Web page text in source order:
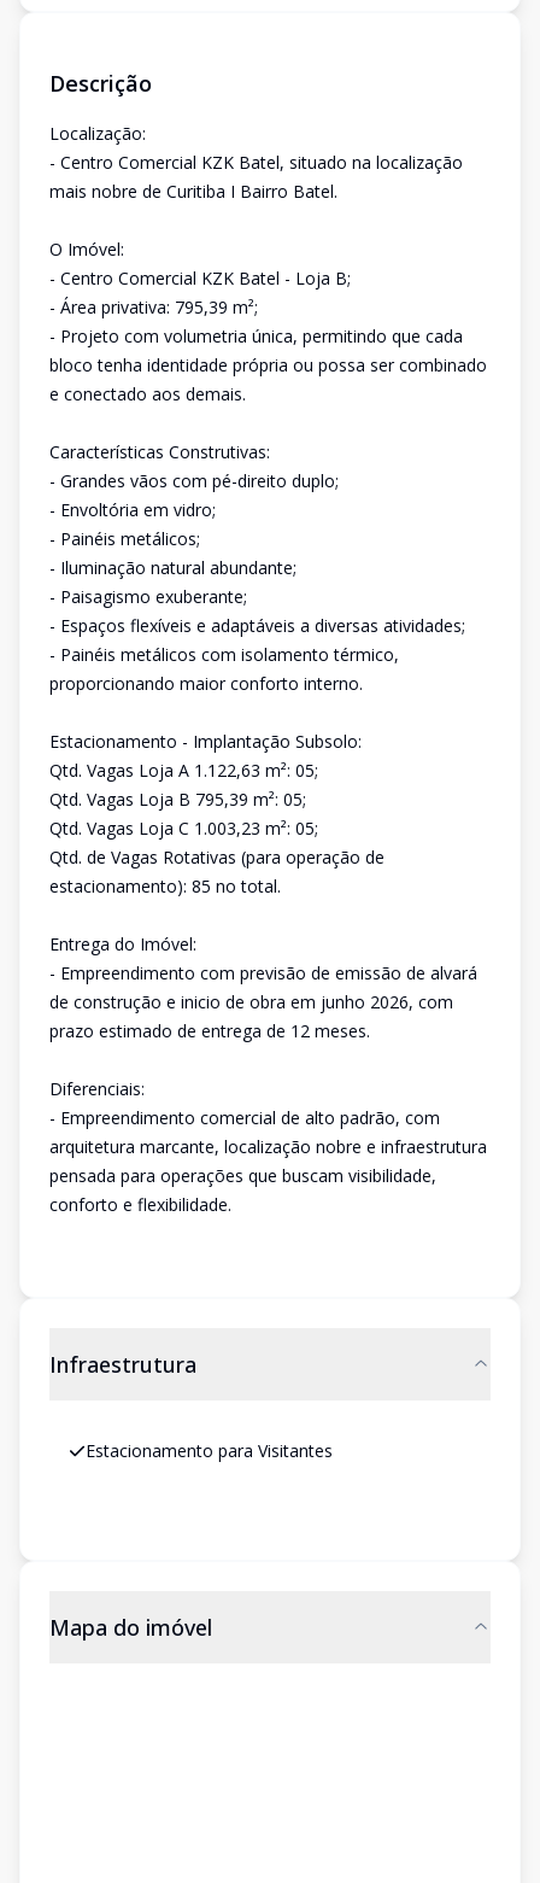
Descrição
Localização:
- Centro Comercial KZK Batel, situado na localização
mais nobre de Curitiba I Bairro Batel.
O Imóvel:
- Centro Comercial KZK Batel - Loja B;
- Área privativa: 795,39 m²;
- Projeto com volumetria única, permitindo que cada
bloco tenha identidade própria ou possa ser combinado
e conectado aos demais.
Características Construtivas:
- Grandes vãos com pé-direito duplo;
- Envoltória em vidro;
- Painéis metálicos;
- Iluminação natural abundante;
- Paisagismo exuberante;
- Espaços flexíveis e adaptáveis a diversas atividades;
- Painéis metálicos com isolamento térmico,
proporcionando maior conforto interno.
Estacionamento - Implantação Subsolo:
Qtd. Vagas Loja A 1.122,63 m²: 05;
Qtd. Vagas Loja B 795,39 m²: 05;
Qtd. Vagas Loja C 1.003,23 m²: 05;
Qtd. de Vagas Rotativas (para operação de
estacionamento): 85 no total.
Entrega do Imóvel:
- Empreendimento com previsão de emissão de alvará
de construção e inicio de obra em junho 2026, com
prazo estimado de entrega de 12 meses.
Diferenciais:
- Empreendimento comercial de alto padrão, com
arquitetura marcante, localização nobre e infraestrutura
pensada para operações que buscam visibilidade,
conforto e flexibilidade.
Infraestrutura
Estacionamento para Visitantes
Mapa do imóvel